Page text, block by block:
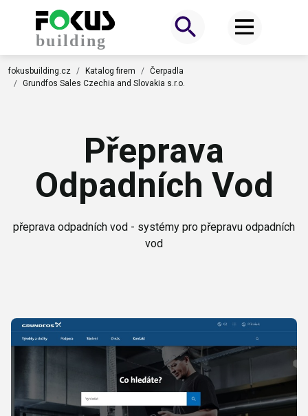
fokusbuilding.cz Katalog firem
Čerpadla
Grundfos Sales Czechia and Slovakia s.r.o.
Přeprava
Odpadních Vod
přeprava odpadních vod - systémy pro přepravu odpadních
vod